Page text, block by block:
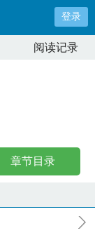
登录
阅读记录
章节目录